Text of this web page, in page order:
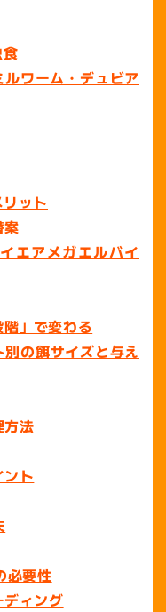
ワーム・デュビア
ット
エアメガエルバイ
」で変わる
の餌サイズと与え
法
ト
必要性
ィング